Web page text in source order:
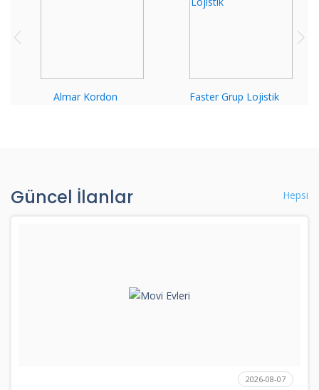
Almar Kordon Faster Grup Lojistik
Güncel İlanlar Hepsi
2026-08-07